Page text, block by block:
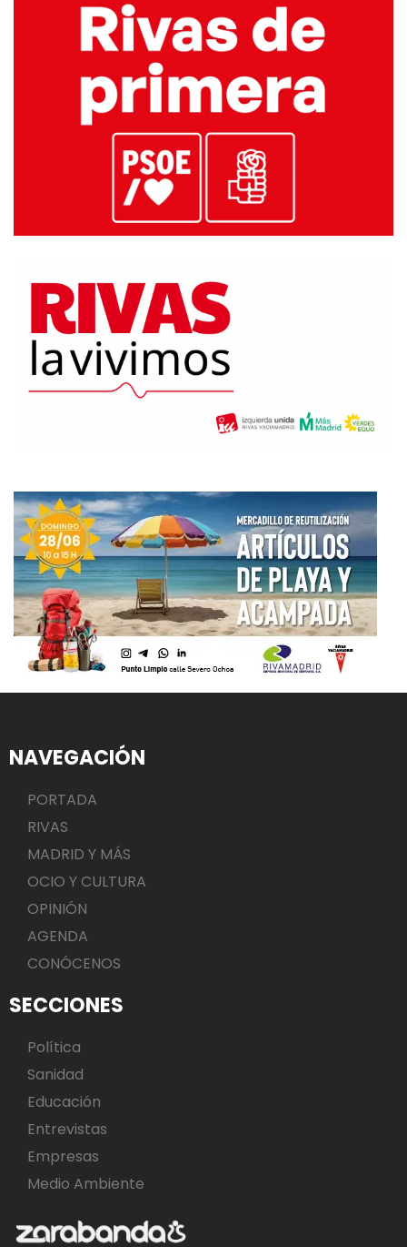
NAVEGACIÓN
PORTADA
RIVAS
MADRID Y MÁS
OCIO Y CULTURA
OPINIÓN
AGENDA
CONÓCENOS
SECCIONES
Política
Sanidad
Educación
Entrevistas
Empresas
Medio Ambiente